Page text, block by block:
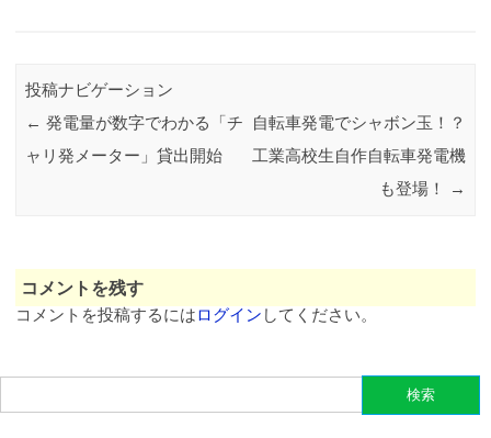
投稿ナビゲーション
← 発電量が数字でわかる「チ
ャリ発メーター」貸出開始
自転車発電でシャボン玉！？
工業高校生自作自転車発電機
も登場！
→
コメントを残す
コメントを投稿するにはログイン してください。
索: